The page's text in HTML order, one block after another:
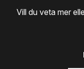
Vill du veta mer